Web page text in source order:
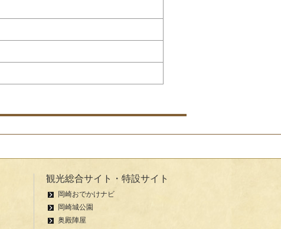
観光総合サイト・特設サイト
岡崎おでかけナビ
岡崎城公園
奥殿陣屋